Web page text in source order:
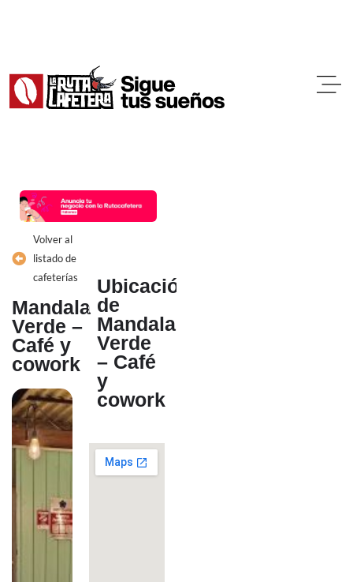
Volver al
listado de
cafeterías
Mandala
Verde –
Café y
cowork
Ubicación
de
Mandala
Verde
– Café
y
cowork